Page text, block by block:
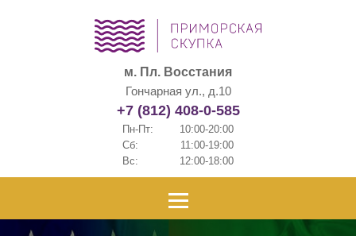
м. Пл. Восстания
Гончарная ул., д.10
+7 (812) 408-0-585
Пн-Пт:
10:00-20:00
Сб:
11:00-19:00
Вс:
12:00-18:00